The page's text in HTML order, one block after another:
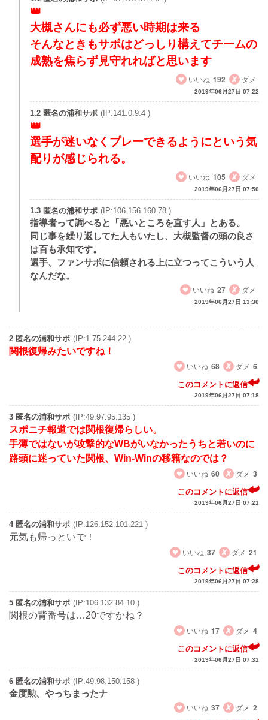
大槻さんにも必ず悪い時期は来る
そんなときもサポはどっしり構えてチームの
成熟を焦らず見守れればと思います
いいね 192 ダメ
2019年06月27日 07:22
1.2 匿名の浦和サポ (IP:141.0.9.4 )
選手が迷いなくプレーできるようにという気
配りが感じられる。
いいね 105 ダメ
2019年06月27日 07:50
1.3 匿名の浦和サポ (IP:106.156.160.78 )
指導者って調べると「悪いところを直す人」とある。
同じ事を繰り返してた人もいたし、大槻監督の頭の良さ
は百も承知です。
選手、ファンサポに信頼される上に立つってこういう人
なんだな。
いいね 27 ダメ
2019年06月27日 13:30
2 匿名の浦和サポ (IP:1.75.244.22 )
関根復帰みたいですね！
いいね 68 ダメ 6
このコメントに返信
2019年06月27日 07:18
3 匿名の浦和サポ (IP:49.97.95.135 )
スポニチ報道では関根復帰らしい。
手薄ではないが攻撃的なWBがいなかったうちと若いのに
路頭に迷っていた関根、Win-Winの移籍なのでは？
いいね 60 ダメ 3
このコメントに返信
2019年06月27日 07:21
4 匿名の浦和サポ (IP:126.152.101.221 )
元気も帰っといで！
いいね 37 ダメ 21
このコメントに返信
2019年06月27日 07:28
5 匿名の浦和サポ (IP:106.132.84.10 )
関根の背番号は…20ですかね？
いいね 17 ダメ 4
このコメントに返信
2019年06月27日 07:31
6 匿名の浦和サポ (IP:49.98.150.158 )
金度勲、やっちまったナ
いいね 37 ダメ 2